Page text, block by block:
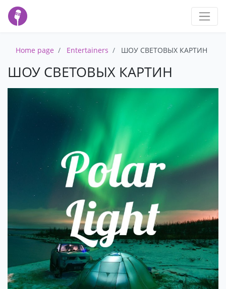
Home page Entertainers ШОУ СВЕТОВЫХ КАРТИН
ШОУ СВЕТОВЫХ КАРТИН